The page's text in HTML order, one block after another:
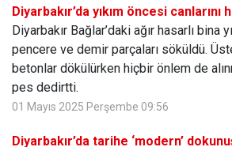
Diyarbakır’da yıkım öncesi canlarını
Diyarbakır Bağlar’daki ağır hasarlı bina
pencere ve demir parçaları söküldü.
betonlar dökülürken hiçbir önlem de
pes dedirtti.
01 Mayıs 2025 Perşembe 09:56
Diyarbakır’da tarihe ‘modern’